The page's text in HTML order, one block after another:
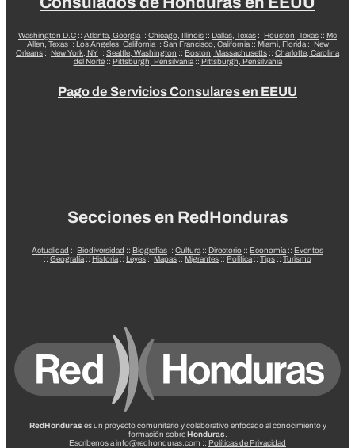
Washington D.C :: Atlanta, Georgia:: Chicago, Illinois :: Dallas, Texas :: Houston, Texas :: Mc
Allen, Texas:: Los Angeles, California:: San Francisco, California:: Miami, Florida:: New
Orleans :: New York, NY :: Seattle, Washington :: Boston, Massachusetts :: Charlotte, Carolina
del Norte:: Pittsburgh, Pensilvania:: Pittsburgh, Pensilvania
Pago de Servicios Consulares en EEUU
Secciones en RedHonduras
Actualidad :: Biodiversidad :: Biografías :: Cultura :: Directorio :: Economía :: Eventos
:: Geografía :: Historia :: Leyes :: Mapas :: Migrantes :: Política :: Tips :: Turismo
RedHonduras es un proyecto comunitario y colaborativo enfocado al conocimiento y
formación sobreHonduras.
Escríbenos a info@redhonduras.com :: Políticas de Privacidad